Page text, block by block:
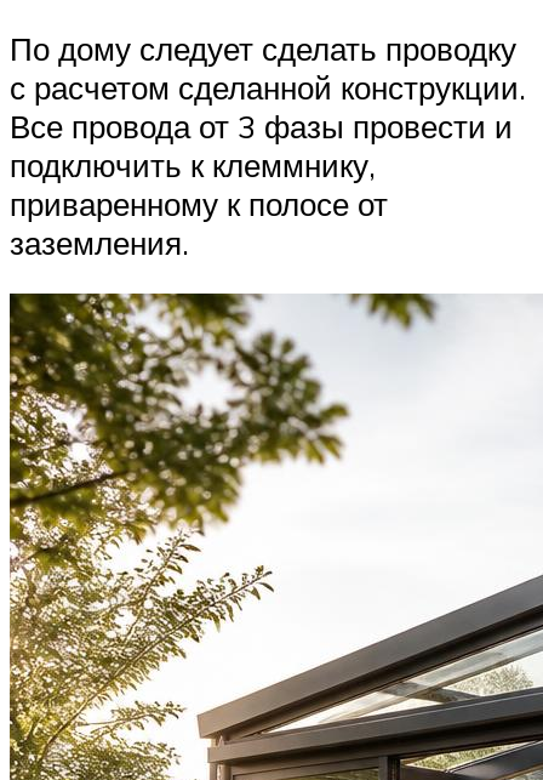
По дому следует сделать проводку
с расчетом сделанной конструкции.
Все провода от 3 фазы провести и
подключить к клеммнику,
приваренному к полосе от
заземления.